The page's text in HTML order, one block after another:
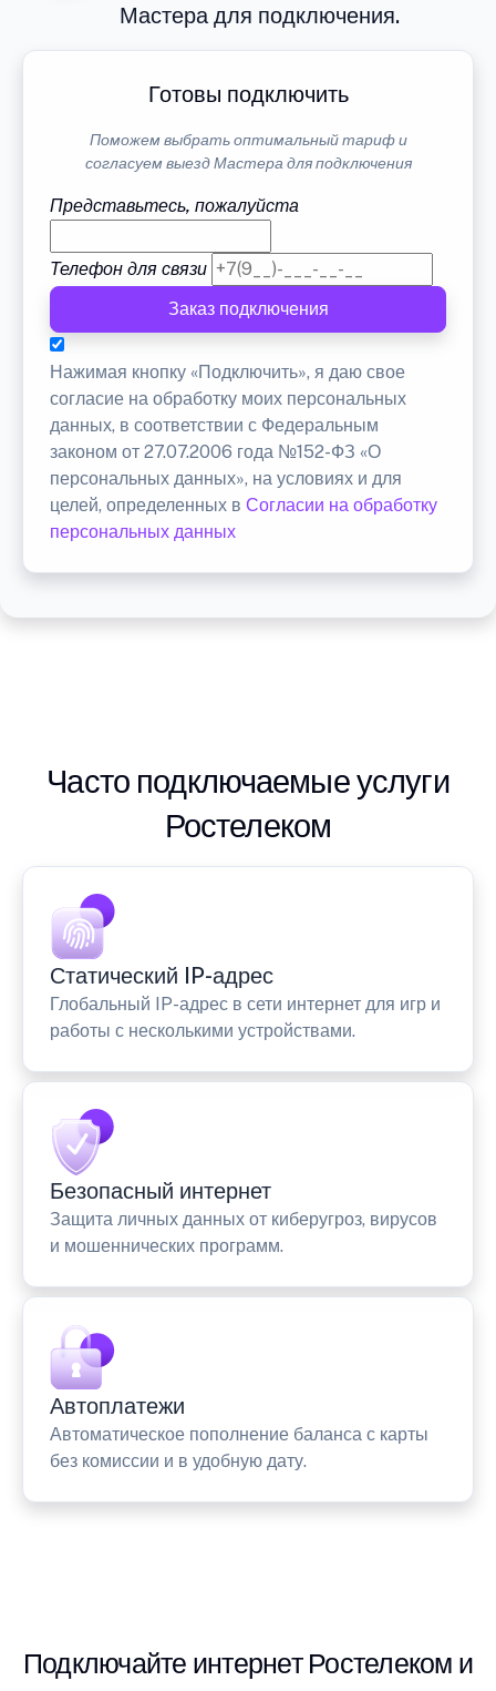
Мастера для подключения.
Готовы подключить
Поможем выбрать оптимальный тариф и
согласуем выезд Мастера для подключения
Представьтесь, пожалуйста
Телефон для связи
Заказ подключения
Нажимая кнопку «Подключить», я даю свое
согласие на обработку моих персональных
данных, в соответствии с Федеральным
законом от 27.07.2006 года №152-ФЗ «О
персональных данных», на условиях и для
целей, определенных в Согласии на обработку
персональных данных
Часто подключаемые услуги
Ростелеком
Статический IP-адрес
Глобальный IP-адрес в сети интернет для игр и
работы с несколькими устройствами.
Безопасный интернет
Защита личных данных от киберугроз, вирусов
и мошеннических программ.
Автоплатежи
Автоматическое пополнение баланса с карты
без комиссии и в удобную дату.
Подключайте интернет Ростелеком и